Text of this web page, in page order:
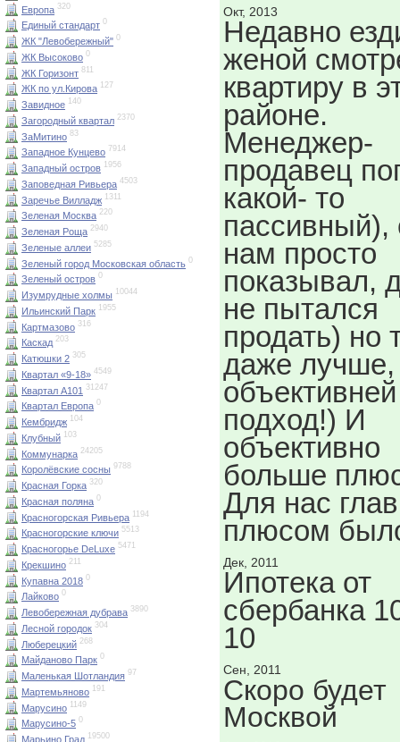
Европа 320
Единый стандарт 0
ЖК "Левобережный" 0
ЖК Высоково 0
ЖК Горизонт 811
ЖК по ул.Кирова 127
Завидное 140
Загородный квартал 2370
ЗаМитино 83
Западное Кунцево 7914
Западный остров 1956
Заповедная Ривьера 4503
Заречье Вилладж 1311
Зеленая Москва 220
Зеленая Роща 2940
Зеленые аллеи 5285
Зеленый город Московская область 0
Зеленый остров 0
Изумрудные холмы 10044
Ильинский Парк 1955
Картмазово 316
Каскад 203
Катюшки 2 305
Квартал «9-18» 4549
Квартал А101 31247
Квартал Европа 0
Кембридж 104
Клубный 103
Коммунарка 24205
Королёвские сосны 9788
Красная Горка 320
Красная поляна 0
Красногорская Ривьера 1194
Красногорские ключи 5513
Красногорье DeLuxe 5471
Крекшино 211
Купавна 2018 0
Лайково 0
Левобережная дубрава 3890
Лесной городок 304
Люберецкий 268
Майданово Парк 0
Маленькая Шотландия 97
Мартемьяново 191
Марусино 1149
Марусино-5 0
Марьино Град 19500
Окт, 2013
Недавно
женой
квартиру в
районе.
Менеджер-
продавец
какой- то
пассивный),
нам просто
показывал,
не пытался
продать) но
даже лучше,
объективней
подход!) И
объективно
больше
Для нас
плюсом
Дек, 2011
Ипотека от
сбербанка
10
Сен, 2011
Скоро будет
Москвой